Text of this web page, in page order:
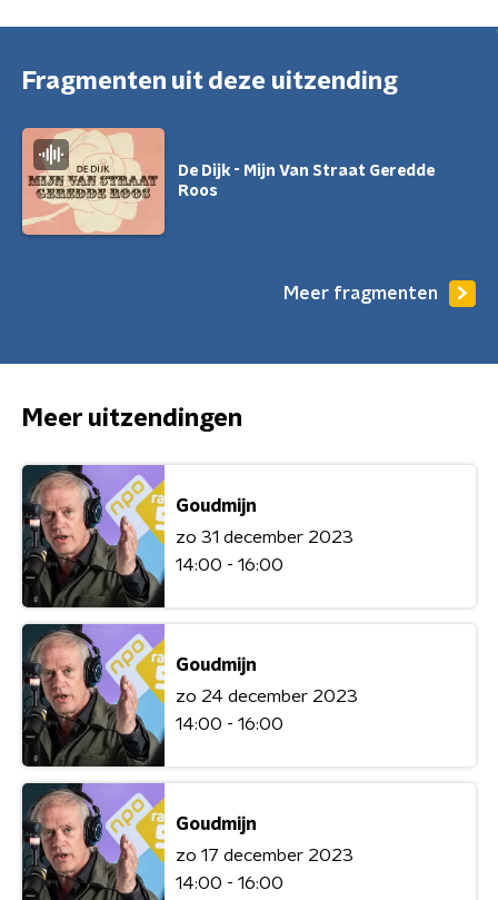
Fragmenten uit deze uitzending
De Dijk - Mijn Van Straat Geredde
Roos
Meer fragmenten
Meer uitzendingen
Goudmijn
zo 31 december 2023
14:00 - 16:00
Goudmijn
zo 24 december 2023
14:00 - 16:00
Goudmijn
zo 17 december 2023
14:00 - 16:00